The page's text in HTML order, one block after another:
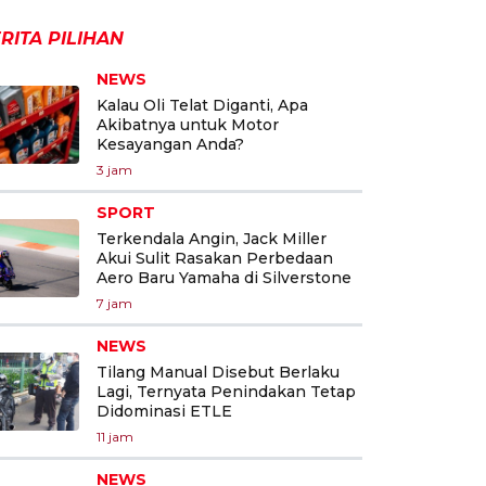
PILIHAN
NEWS
Kalau Oli Telat Diganti, Apa
Akibatnya untuk Motor
Kesayangan Anda?
3 jam
SPORT
Terkendala Angin, Jack Miller
Akui Sulit Rasakan Perbedaan
Aero Baru Yamaha di Silverstone
7 jam
NEWS
Tilang Manual Disebut Berlaku
Lagi, Ternyata Penindakan Tetap
Didominasi ETLE
11 jam
NEWS